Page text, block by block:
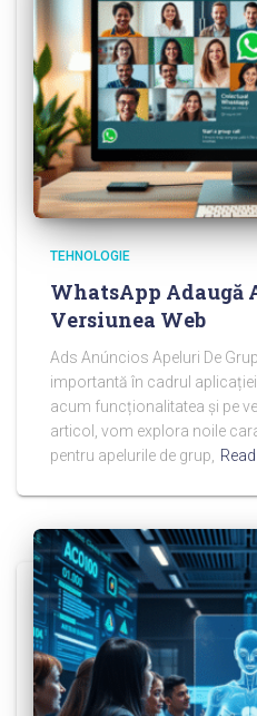
TEHNOLOGIE
WhatsApp Adaugă
Versiunea Web
Ads Anúncios Apeluri De
importantă în cadrul
acum funcționalitatea și pe
articol, vom explora noile
pentru apelurile de grup,